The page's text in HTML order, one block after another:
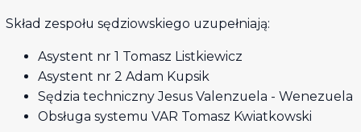
Skład zespołu sędziowskiego uzupełniają:
Asystent nr 1 Tomasz Listkiewicz
Asystent nr 2 Adam Kupsik
Sędzia techniczny Jesus Valenzuela - Wenezuela
Obsługa systemu VAR Tomasz Kwiatkowski